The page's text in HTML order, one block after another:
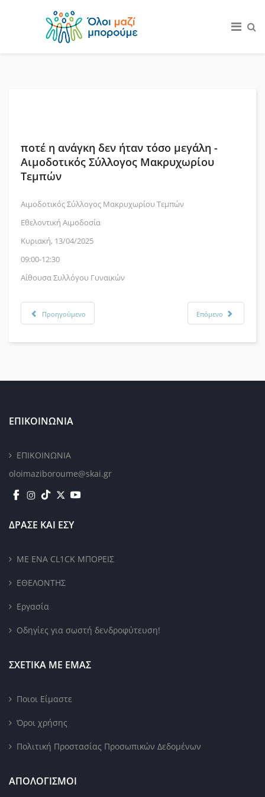
ποτέ η ανάγκη δεν ήταν τόσο μεγάλη -
Αιμοδοτικός Σύλλογος Μακρυχωρίου
Τεμπών
Αιμοδοτικός Σύλλογος Μακρυχωρίου Τεμπών
Εθελοντική Αιμοδοσία
Κυριακή, 13/04/2025
09:00-12:30
Αίθουσα Συλλόγου Γυναικών
Προηγούμενο Επόμενο
ΕΠΙΚΟΙΝΩΝΙΑ
ΕΠΙΚΟΙΝΩΝΙΑ
oloimaziboroume@skai.gr
ΔΡΑΣΕ ΚΑΙ ΕΣΥ
ΜΕ ΕΝΑ CL1CK ΜΠΟΡΕΙΣ
ΕΘΕΛΟΝΤΗΣ
Εργασία
Οδηγίες για σωστή δενδροφύτευση!
ΣΧΕΤΙΚΑ ΜΕ ΕΜΑΣ
Ποιοι Είμαστε
Όροι χρήσης
Πολιτική Προστασίας Προσωπικών Δεδομένων
ΑΠΟΛΟΓΙΣΜΟΙ